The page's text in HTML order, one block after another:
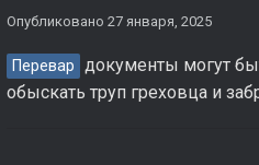
Опубликовано 27 января, 2025
Перевар документы могут
обыскать труп греховца и